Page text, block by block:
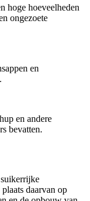
hoge hoeveelheden
ongezoete
en
en andere
bevatten.
daarvan op